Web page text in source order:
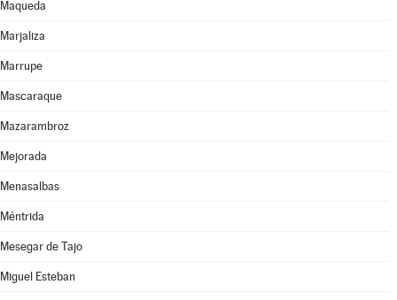
Maqueda
Marjaliza
Marrupe
Mascaraque
Mazarambroz
Mejorada
Menasalbas
Méntrida
Mesegar de Tajo
Miguel Esteban